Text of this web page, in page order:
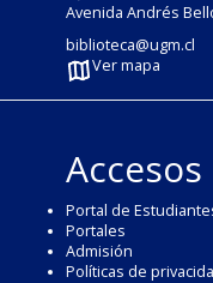
Avenida Andrés
biblioteca@ugm.cl
Ver mapa
Accesos
Portal de
Portales
Admisión
Políticas de